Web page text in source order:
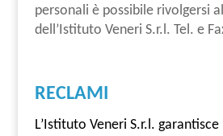
personali è possibile rivolgersi
dell’Istituto Veneri S.r.l. Tel. e
RECLAMI
L’Istituto Veneri S.r.l.